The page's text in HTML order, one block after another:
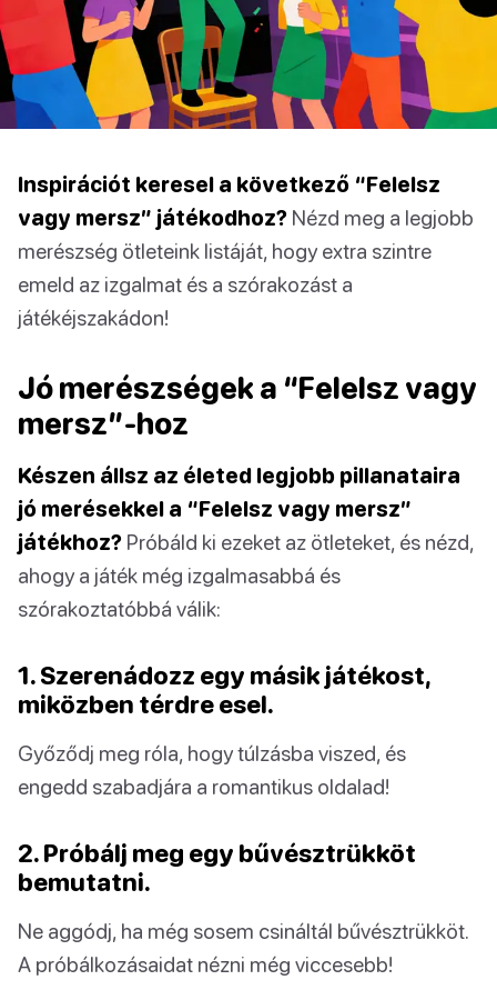
Inspirációt keresel a következő “Felelsz
vagy mersz” játékodhoz? Nézd meg a legjobb
merészség ötleteink listáját, hogy extra szintre
emeld az izgalmat és a szórakozást a
játékéjszakádon!
Jó merészségek a “Felelsz vagy
mersz”-hoz
Készen állsz az életed legjobb pillanataira
jó merésekkel a “Felelsz vagy mersz”
játékhoz? Próbáld ki ezeket az ötleteket, és nézd,
ahogy a játék még izgalmasabbá és
szórakoztatóbbá válik:
1. Szerenádozz egy másik játékost,
miközben térdre esel.
Győződj meg róla, hogy túlzásba viszed, és
engedd szabadjára a romantikus oldalad!
2. Próbálj meg egy bűvésztrükköt
bemutatni.
Ne aggódj, ha még sosem csináltál bűvésztrükköt.
A próbálkozásaidat nézni még viccesebb!